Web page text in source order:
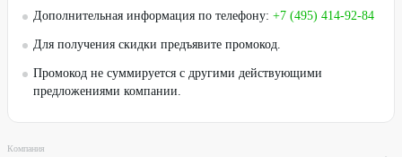
Дополнительная информация по телефону: +7 (495) 414-92-84
Для получения скидки предъявите промокод.
Промокод не суммируется с другими действующими
предложениями компании.
Компания